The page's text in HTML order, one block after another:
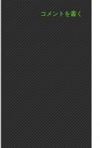
コメントを書く